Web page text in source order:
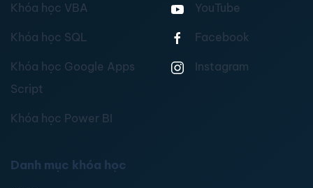
Khóa học VBA
Khóa học SQL
Khóa học Google Apps
Script
Khóa học Power BI
YouTube
Facebook
Instagram
Danh mục khóa học